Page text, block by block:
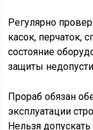
Регулярно
касок, перчаток,
состояние
защиты
Прораб обязан
эксплуатации
Нельзя